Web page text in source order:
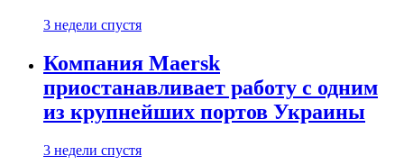
3 недели спустя
Компания Maersk
приостанавливает работу с одним
из крупнейших портов Украины
3 недели спустя